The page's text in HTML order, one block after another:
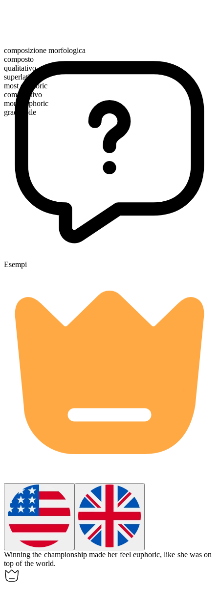
composizione morfologica
composto
qualitativo
superlativo
most euphoric
comparativo
more euphoric
graduabile
Esempi
Winning the championship made her feel euphoric, like she was on
top of the world.